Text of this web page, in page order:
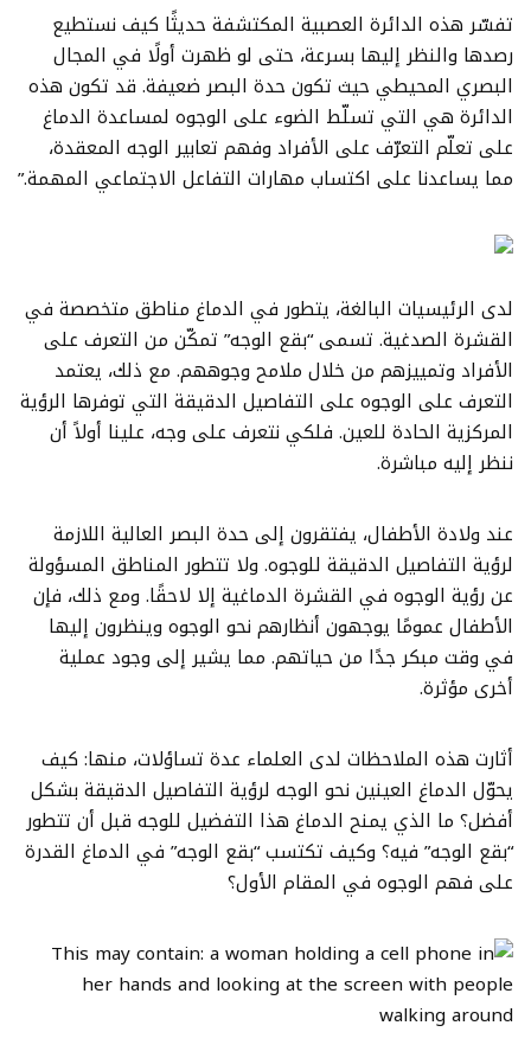
تفسّر هذه الدائرة العصبية المكتشفة حديثًا كيف نستطيع
رصدها والنظر إليها بسرعة، حتى لو ظهرت أولًا في المجال
البصري المحيطي حيث تكون حدة البصر ضعيفة. قد تكون هذه
الدائرة هي التي تسلّط الضوء على الوجوه لمساعدة الدماغ
على تعلّم التعرّف على الأفراد وفهم تعابير الوجه المعقدة،
مما يساعدنا على اكتساب مهارات التفاعل الاجتماعي المهمة.”
لدى الرئيسيات البالغة، يتطور في الدماغ مناطق متخصصة في
القشرة الصدغية. تسمى “بقع الوجه” تمكّن من التعرف على
الأفراد وتمييزهم من خلال ملامح وجوههم. مع ذلك، يعتمد
التعرف على الوجوه على التفاصيل الدقيقة التي توفرها الرؤية
المركزية الحادة للعين. فلكي نتعرف على وجه، علينا أولاً أن
ننظر إليه مباشرة.
عند ولادة الأطفال، يفتقرون إلى حدة البصر العالية اللازمة
لرؤية التفاصيل الدقيقة للوجوه. ولا تتطور المناطق المسؤولة
عن رؤية الوجوه في القشرة الدماغية إلا لاحقًا. ومع ذلك، فإن
الأطفال عمومًا يوجهون أنظارهم نحو الوجوه وينظرون إليها
في وقت مبكر جدًا من حياتهم. مما يشير إلى وجود عملية
أخرى مؤثرة.
أثارت هذه الملاحظات لدى العلماء عدة تساؤلات، منها: كيف
يحوّل الدماغ العينين نحو الوجه لرؤية التفاصيل الدقيقة بشكل
أفضل؟ ما الذي يمنح الدماغ هذا التفضيل للوجه قبل أن تتطور
“بقع الوجه” فيه؟ وكيف تكتسب “بقع الوجه” في الدماغ القدرة
على فهم الوجوه في المقام الأول؟